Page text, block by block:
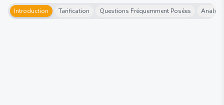
Introduction Tarification Questions Fréquemment Posées